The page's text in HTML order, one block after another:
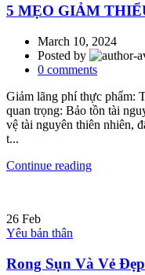
5 MẸO GIẢM
March 10, 2024
Posted by
0 comments
Giảm lãng phí thực phẩm:
quan trọng: Bảo tồn tài
vệ tài nguyên thiên nhiên,
t...
Continue reading
26 Feb
Yêu bản thân
Rong Sụn Và Vẻ